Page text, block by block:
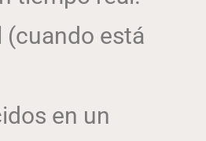
(cuando está
en un